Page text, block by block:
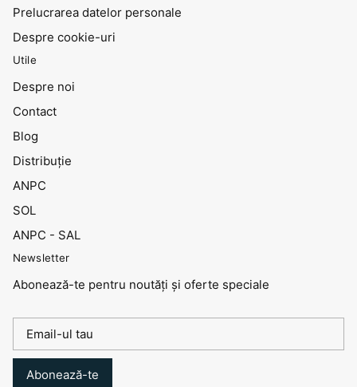
Prelucrarea datelor personale
Despre cookie-uri
Utile
Despre noi
Contact
Blog
Distribuţie
ANPC
SOL
ANPC - SAL
Newsletter
Abonează-te pentru noutăți și oferte speciale
Abonează-te